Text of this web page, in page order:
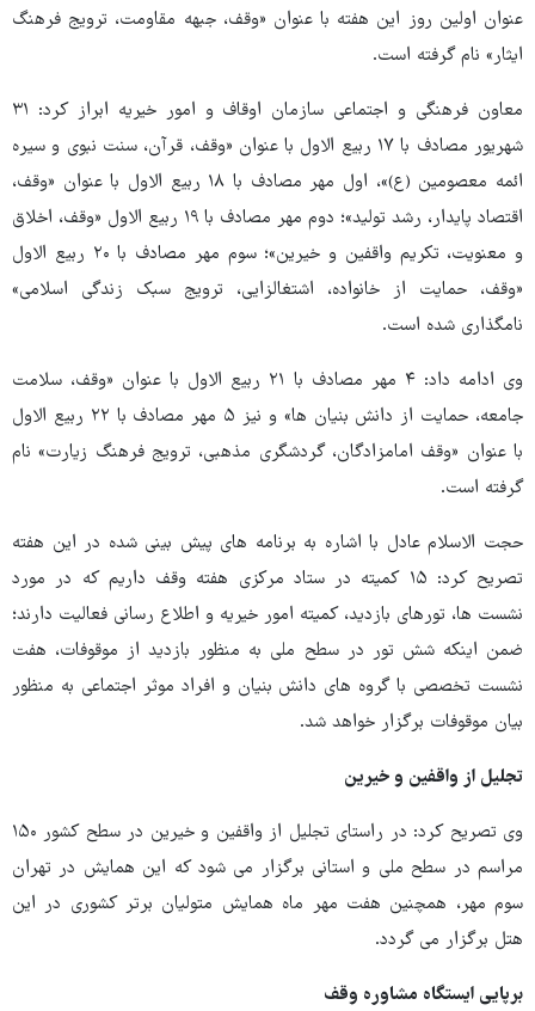
عنوان اولین روز این هفته با عنوان «وقف، جبهه مقاومت، ترویج فرهنگ
ایثار» نام گرفته است.
معاون فرهنگی و اجتماعی سازمان اوقاف و امور خیریه ابراز کرد: ۳۱
شهریور مصادف با ۱۷ ربیع الاول با عنوان «وقف، قرآن، سنت نبوی و سیره
ائمه معصومین (ع)»، اول مهر مصادف با ۱۸ ربیع الاول با عنوان «وقف،
اقتصاد پایدار، رشد تولید»؛ دوم مهر مصادف با ۱۹ ربیع الاول «وقف، اخلاق
و معنویت، تکریم واقفین و خیرین»؛ سوم مهر مصادف با ۲۰ ربیع الاول
«وقف، حمایت از خانواده، اشتغالزایی، ترویج سبک زندگی اسلامی»
نامگذاری شده است.
وی ادامه داد: ۴ مهر مصادف با ۲۱ ربیع الاول با عنوان «وقف، سلامت
جامعه، حمایت از دانش بنیان ها» و نیز ۵ مهر مصادف با ۲۲ ربیع الاول
با عنوان «وقف امامزادگان، گردشگری مذهبی، ترویج فرهنگ زیارت» نام
گرفته است.
حجت الاسلام عادل با اشاره به برنامه های پیش بینی شده در این هفته
تصریح کرد: ۱۵ کمیته در ستاد مرکزی هفته وقف داریم که در مورد
نشست ها، تورهای بازدید، کمیته امور خیریه و اطلاع رسانی فعالیت دارند؛
ضمن اینکه شش تور در سطح ملی به منظور بازدید از موقوفات، هفت
نشست تخصصی با گروه های دانش بنیان و افراد موثر اجتماعی به منظور
بیان موقوفات برگزار خواهد شد.
تجلیل از واقفین و خیرین
وی تصریح کرد: در راستای تجلیل از واقفین و خیرین در سطح کشور ۱۵۰
مراسم در سطح ملی و استانی برگزار می شود که این همایش در تهران
سوم مهر، همچنین هفت مهر ماه همایش متولیان برتر کشوری در این
هتل برگزار می گردد.
برپایی ایستگاه مشاوره وقف